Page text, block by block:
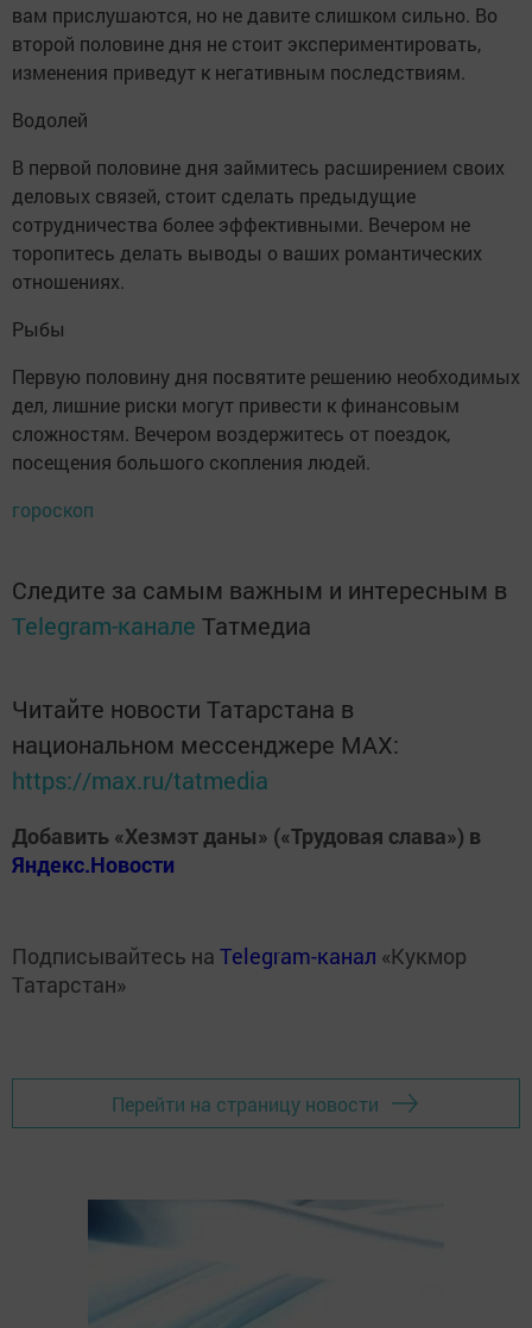
вам прислушаются, но не давите слишком сильно. Во
второй половине дня не стоит экспериментировать,
изменения приведут к негативным последствиям.
Водолей
В первой половине дня займитесь расширением своих
деловых связей, стоит сделать предыдущие
сотрудничества более эффективными. Вечером не
торопитесь делать выводы о ваших романтических
отношениях.
Рыбы
Первую половину дня посвятите решению необходимых
дел, лишние риски могут привести к финансовым
сложностям. Вечером воздержитесь от поездок,
посещения большого скопления людей.
гороскоп
Следите за самым важным и интересным в
Telegram-канале Татмедиа
Читайте новости Татарстана в
национальном мессенджере MАХ:
https://max.ru/tatmedia
Добавить «Хезмэт даны» («Трудовая слава») в
Яндекс.Новости
Подписывайтесь на Telegram-канал «Кукмор
Татарстан»
Перейти на страницу новости